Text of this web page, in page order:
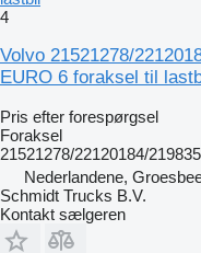
4
Volvo 21521278/
EURO 6 foraksel til
Pris efter forespørgsel
Foraksel
21521278/22120184/
Nederlandene,
Schmidt Trucks B.V.
Kontakt sælgeren